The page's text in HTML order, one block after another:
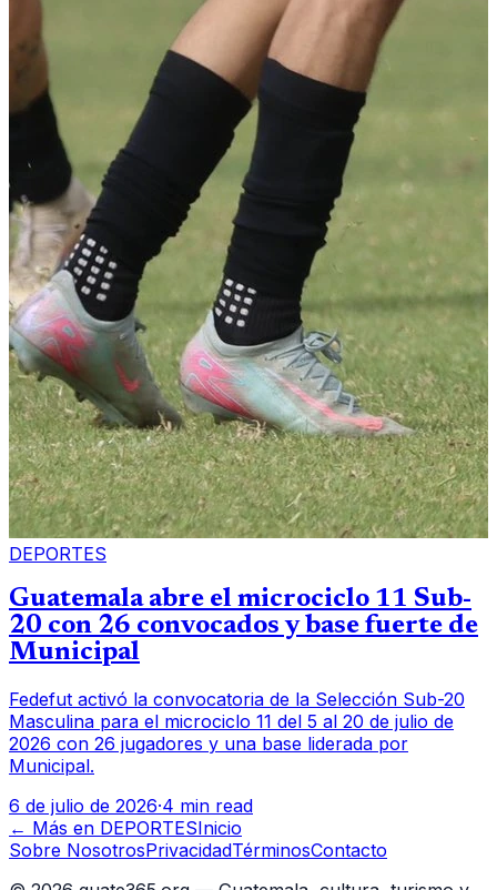
DEPORTES
Guatemala abre el microciclo 11 Sub-
20 con 26 convocados y base fuerte de
Municipal
Fedefut activó la convocatoria de la Selección Sub-20
Masculina para el microciclo 11 del 5 al 20 de julio de
2026 con 26 jugadores y una base liderada por
Municipal.
6 de julio de 2026·4 min read
← Más en DEPORTESInicio
Sobre NosotrosPrivacidadTérminosContacto